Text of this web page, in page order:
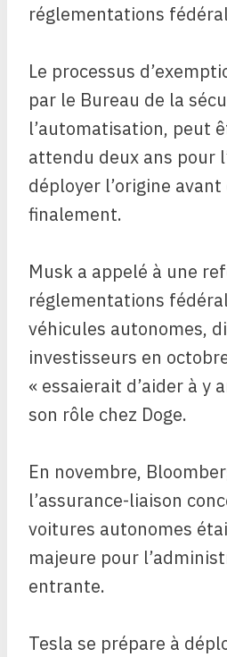
réglementations
Le processus
par le Bureau de la
l’automatisation, peut
attendu deux ans pour
déployer l’origine
finalement.
Musk a appelé à une
réglementations
véhicules autonomes,
investisseurs en
« essaierait d’aider à y
son rôle chez Doge.
En novembre,
l’assurance-liaison
voitures autonomes
majeure pour
entrante.
Tesla se prépare à